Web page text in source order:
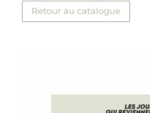
Retour au catalogue